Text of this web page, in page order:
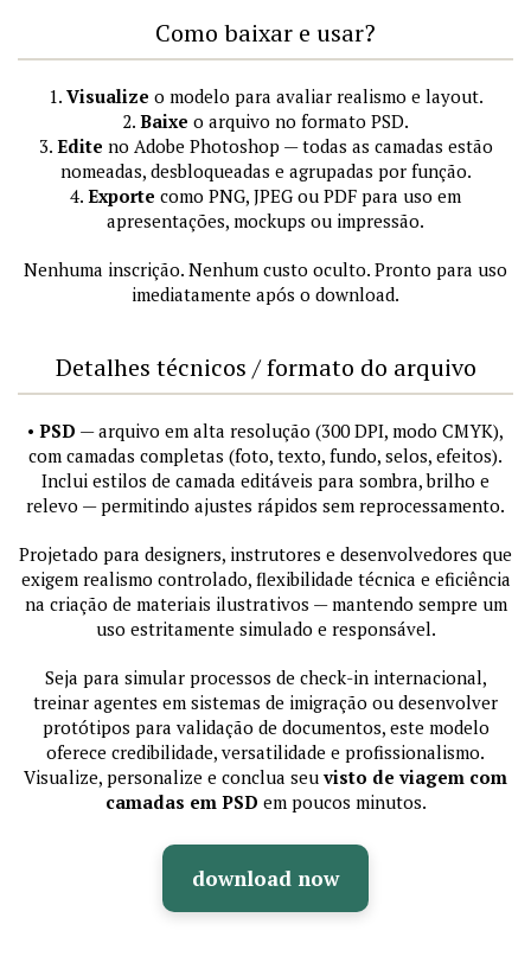
Como baixar e usar?
1. Visualize o modelo para avaliar realismo e layout.
2. Baixe o arquivo no formato PSD.
3. Edite no Adobe Photoshop — todas as camadas estão
nomeadas, desbloqueadas e agrupadas por função.
4. Exporte como PNG, JPEG ou PDF para uso em
apresentações, mockups ou impressão.
Nenhuma inscrição. Nenhum custo oculto. Pronto para uso
imediatamente após o download.
Detalhes técnicos / formato do arquivo
• PSD — arquivo em alta resolução (300 DPI, modo CMYK),
com camadas completas (foto, texto, fundo, selos, efeitos).
Inclui estilos de camada editáveis para sombra, brilho e
relevo — permitindo ajustes rápidos sem reprocessamento.
Projetado para designers, instrutores e desenvolvedores que
exigem realismo controlado, flexibilidade técnica e eficiência
na criação de materiais ilustrativos — mantendo sempre um
uso estritamente simulado e responsável.
Seja para simular processos de check-in internacional,
treinar agentes em sistemas de imigração ou desenvolver
protótipos para validação de documentos, este modelo
oferece credibilidade, versatilidade e profissionalismo.
Visualize, personalize e conclua seuvisto de viagem com
camadas em PSD em poucos minutos.
download now